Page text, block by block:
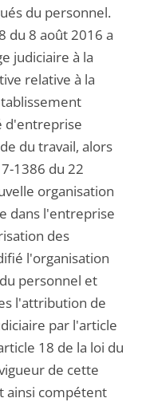
du personnel.
du 8 août 2016 a
judiciaire à la
relative à la
d'entreprise
du travail, alors
1386 du 22
organisation
dans l'entreprise
des
l'organisation
personnel et
l'attribution de
par l'article
18 de la loi du
de cette
ainsi compétent